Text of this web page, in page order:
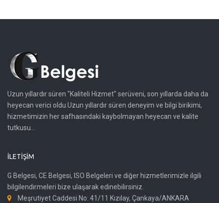
Uzun yıllardır süren "Kaliteli Hizmet" serüveni, son yıllarda daha da
heyecan verici oldu.Uzun yıllardır süren deneyim ve bilgi birikimi,
hizmetimizin her safhasındaki kaybolmayan heyecan ve kalite
tutkusu...
İLETIŞIM
G Belgesi, CE Belgesi, ISO Belgeleri ve diğer hizmetlerimizle ilgili
bilgilendirmeleri bize ulaşarak edinebilirsiniz.
Meşrutiyet Caddesi No: 41/11 Kızılay, Çankaya/ANKARA